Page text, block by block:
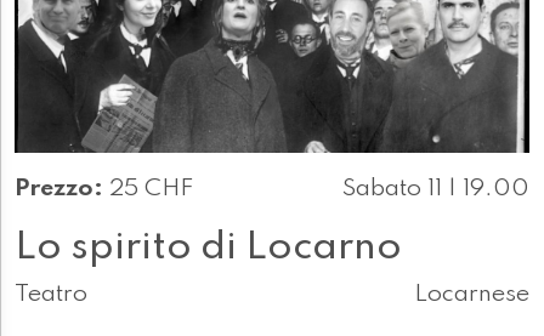
Prezzo: 25 CHF Sabato 11 | 19.00
Lo spirito di Locarno
Teatro Locarnese